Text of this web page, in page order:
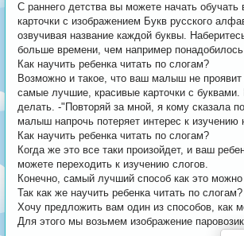
С раннего детства вы можете начать
карточки с изображением Букв русского
озвучивая название каждой буквы.
больше времени, чем например
Как научить ребенка читать по слогам?
Возможно и такое, что ваш малыш не
самые лучшие, красивые карточки с буквами.
делать. -"Повторяй за мной, я кому сказала
малыш напрочь потеряет интерес к изучению
Как научить ребенка читать по слогам?
Когда же это все таки произойдет, и ваш
можете переходить к изучению слогов.
Конечно, самый лучший способ как это
Так как же научить ребенка читать по слогам?
Хочу предложить вам один из способов, как
Для этого мы возьмем изображение